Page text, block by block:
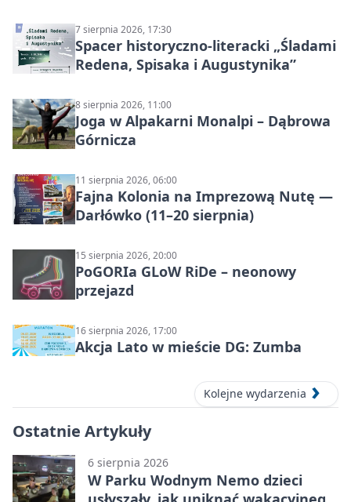
7 sierpnia 2026, 17:30
Spacer historyczno-literacki „Śladami
Redena, Spisaka i Augustynika”
8 sierpnia 2026, 11:00
Joga w Alpakarni Monalpi – Dąbrowa
Górnicza
11 sierpnia 2026, 06:00
Fajna Kolonia na Imprezową Nutę —
Darłówko (11–20 sierpnia)
15 sierpnia 2026, 20:00
PoGORIa GLoW RiDe – neonowy
przejazd
16 sierpnia 2026, 17:00
Akcja Lato w mieście DG: Zumba
Kolejne wydarzenia
Ostatnie Artykuły
6 sierpnia 2026
W Parku Wodnym Nemo dzieci